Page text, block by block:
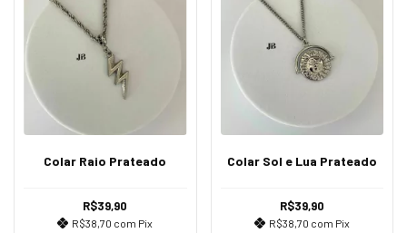
Colar Raio Prateado
R$39,90
R$38,70 com Pix
Colar Sol e Lua Prateado
R$39,90
R$38,70 com Pix